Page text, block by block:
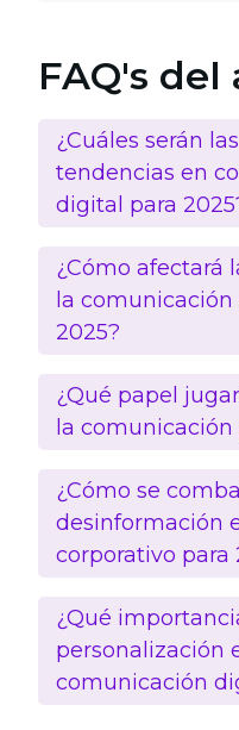
FAQ's
¿Cuáles serán
tendencias en
digital para
¿Cómo afectará
la comunicación
2025?
¿Qué papel
la comunicación
¿Cómo se
desinformación
corporativo para
¿Qué
personalización
comunicación